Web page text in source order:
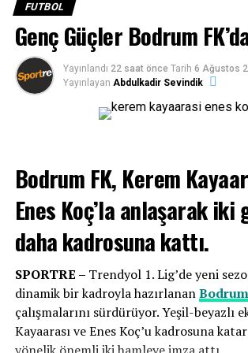
vardı. Kazandığımızı hak ettiğimizi
Bodrumspor gibi bir deplasmandan 3
dönmek bizi mutlu etti. Oyuncu
ediyorum, galibiyeti taraftarımıza
ediyorum. Adanaspor olarak daha
lazım, milli takım arasını iyi
ara vermeden devam eden yeşil-beyazlı
Bursaspor karşılaşmasının hazırlıklarını
sürdürüyor. Bodrum FK, taraftarının
galibiyetle başlayarak lige iyi bir giriş
Eksik noktalarımıza çok iyi
yaptık
FUTBOL
Genç Güçler Bodrum
Yayınlandı 22 saat önce Tarih 6 Ağustos
Yayınlayan Abdulkadir Sevindik
Bodrum FK, Kerem
Enes Koç’la anlaşarakiki
daha kadrosuna kattı.
SPORTRE – Trendyol 1. Lig’de yeni
dinamik bir kadroyla hazırlanan
çalışmalarını sürdürüyor. Yeşil-beyazlı
Kayaarası ve Enes Koç’u kadrosuna